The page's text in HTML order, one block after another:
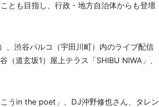
とも目指し、行政・地方自治体からも登壇
渋谷パルコ（宇田川町）内のライブ配信
道玄坂1）屋上テラス「SHIBU NIWA」、
うin the poet」、DJ沖野修也さん、タレン